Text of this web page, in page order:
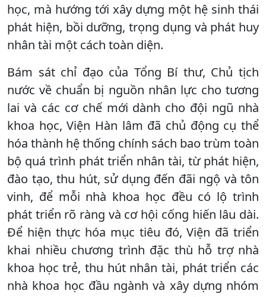
học, mà hướng tới xây dựng một hệ sinh thái
phát hiện, bồi dưỡng, trọng dụng và phát huy
nhân tài một cách toàn diện.
Bám sát chỉ đạo của Tổng Bí thư, Chủ tịch
nước về chuẩn bị nguồn nhân lực cho tương
lai và các cơ chế mới dành cho đội ngũ nhà
khoa học, Viện Hàn lâm đã chủ động cụ thể
hóa thành hệ thống chính sách bao trùm toàn
bộ quá trình phát triển nhân tài, từ phát hiện,
đào tạo, thu hút, sử dụng đến đãi ngộ và tôn
vinh, để mỗi nhà khoa học đều có lộ trình
phát triển rõ ràng và cơ hội cống hiến lâu dài.
Để hiện thực hóa mục tiêu đó, Viện đã triển
khai nhiều chương trình đặc thù hỗ trợ nhà
khoa học trẻ, thu hút nhân tài, phát triển các
nhà khoa học đầu ngành và xây dựng nhóm